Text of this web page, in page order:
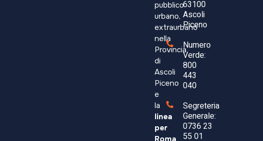
Aggiungi al carrello
COD:22136
pubblico
urbano,
extraurbano
nella
Provincia
di
Ascoli
Piceno
e
la
linea
per
Roma
63100
Ascoli
Piceno
Numero
Verde:
800
443
040
Segreteria
Generale:
0736 23
55 01